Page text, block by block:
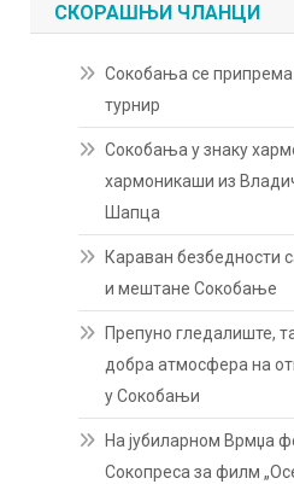
СКОРАШЊИ ЧЛАНЦИ
Сокобања се припрема
турнир
Сокобања у знаку
хармоникаши из
Шапца
Караван безбедности
и мештане Сокобање
Препуно гледалиште,
добра атмосфера на
у Сокобањи
На јубиларном Врмџа
Сокопреса за филм